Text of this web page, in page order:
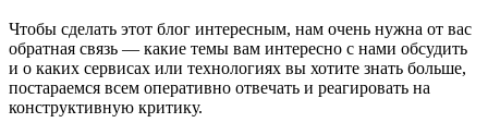
Чтобы сделать этот блог интересным, нам очень нужна от вас
обратная связь — какие темы вам интересно с нами обсудить
и о каких сервисах или технологиях вы хотите знать больше,
постараемся всем оперативно отвечать и реагировать на
конструктивную критику.